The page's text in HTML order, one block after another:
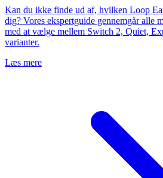
Kan du ikke finde ud af, hvilken Loop
dig? Vores ekspertguide gennemgår alle
med at vælge mellem Switch 2, Quiet,
varianter.
Læs mere